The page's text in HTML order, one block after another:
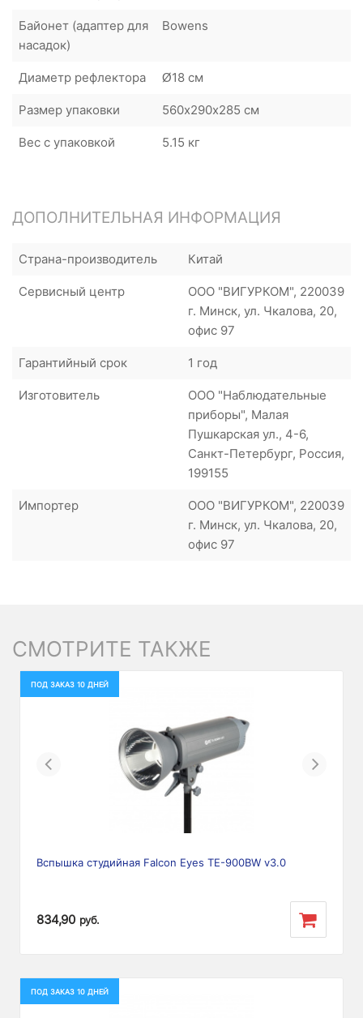
Байонет (адаптер для
насадок)
Bowens
Диаметр рефлектора Ø18 см
Размер упаковки 560х290х285 см
Вес с упаковкой 5.15 кг
ДОПОЛНИТЕЛЬНАЯ ИНФОРМАЦИЯ
Страна-производитель Китай
Сервисный центр
ООО "ВИГУРКОМ", 220039
г. Минск, ул. Чкалова, 20,
офис 97
Гарантийный срок 1 год
Изготовитель
ООО "Наблюдательные
приборы", Малая
Пушкарская ул., 4-6,
Санкт-Петербург, Россия,
199155
Импортер
ООО "ВИГУРКОМ", 220039
г. Минск, ул. Чкалова, 20,
офис 97
СМОТРИТЕ ТАКЖЕ
ПОД ЗАКАЗ 10 ДНЕЙ
Previous Next
Вспышка студийная Falcon Eyes TE-900BW v3.0
834,90 руб.
ПОД ЗАКАЗ 10 ДНЕЙ